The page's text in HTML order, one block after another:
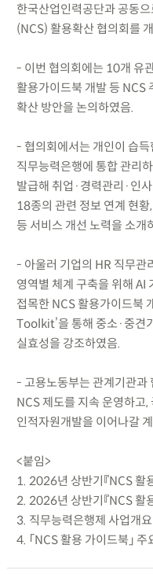
한국산업인력공단과 공동
(NCS) 활용확산 협의회를
- 이번 협의회에는 10개 유
활용가이드북 개발 등 NCS
확산 방안을 논의하였음.
- 협의회에서는 개인이 습득
직무능력은행에 통합 관리
발급해 취업·경력관리·인
18종의 관련 정보 연계 현
등 서비스 개선 노력을 소개
- 아울러 기업의 HR 직무관
영역별 체계 구축을 위해 AI
접목한 NCS 활용가이드북
Toolkit’을 통해 중소·중견
실효성을 강조하였음.
- 고용노동부는 관계기관과
NCS 제도를 지속 운영하고
인적자원개발을 이어나갈
<붙임>
1. 2026년 상반기『NCS 활
2. 2026년 상반기『NCS 활
3. 직무능력은행제 사업개요
4. 「NCS 활용 가이드북」